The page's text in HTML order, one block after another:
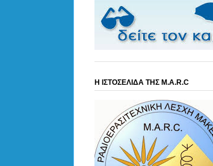
Η ΙΣΤΟΣΕΛΙΔΑ ΤΗΣ M.A.R.C